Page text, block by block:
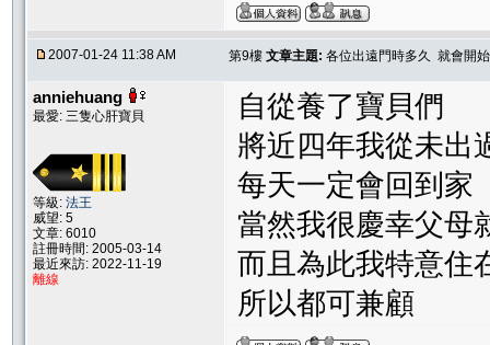
2007-01-24 11:38 AM 第9樓 文章主題: 各位出遠門時多久 就會開
anniehuang
最愛: 三隻心肝寶貝
等級: 法王
威望: 5
文章: 6010
註冊時間: 2005-03-14
最近來訪: 2022-11-19
離線
自從養了寶貝們
將近四年我從未出
每天一定會回到家
當然我很慶幸父母
而且為此我特意住
所以都可兼顧